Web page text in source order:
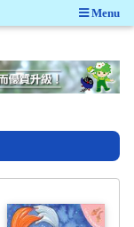
Menu